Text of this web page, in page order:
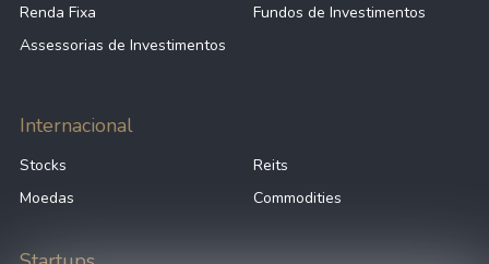
Renda Fixa
Fundos de Investimentos
Assessorias de Investimentos
Internacional
Stocks
Reits
Moedas
Commodities